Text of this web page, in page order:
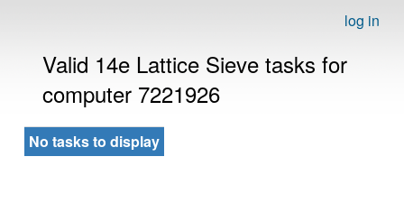
log in
Valid 14e Lattice Sieve tasks for
computer 7221926
No tasks to display